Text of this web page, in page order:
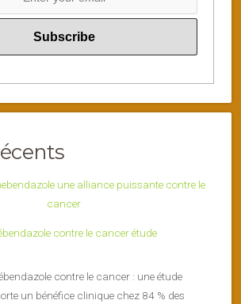
contre le cancer étude
contre le cancer : une étude
un bénéfice clinique chez 84 % des